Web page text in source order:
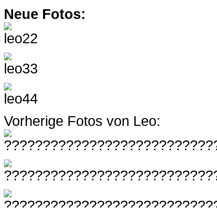
Neue Fotos:
Vorherige Fotos von Leo: